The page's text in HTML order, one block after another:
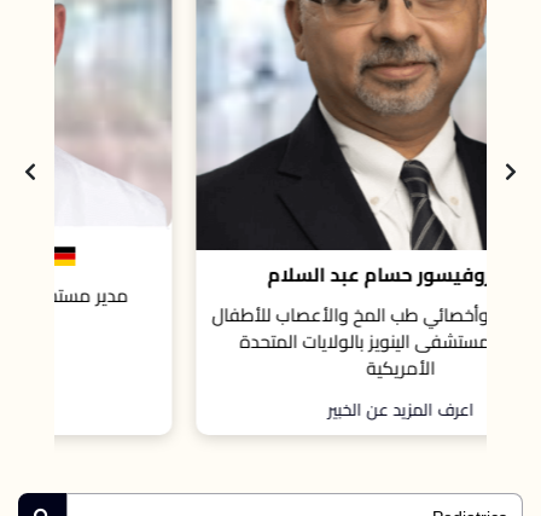
البروفيسور راينر جانشو
مدير مستشفى الأطفال بجامعة بون، ألمانيا
اعرف المزيد عن الخبير